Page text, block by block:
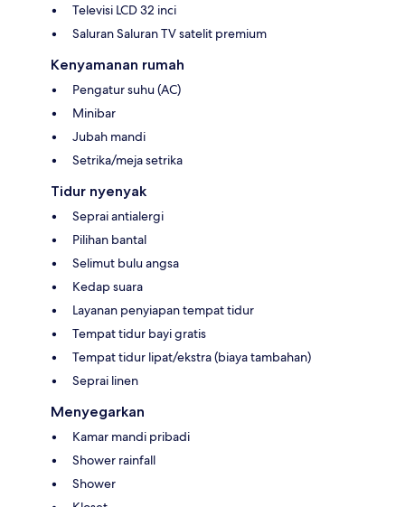
Televisi LCD 32 inci
Saluran Saluran TV satelit premium
Kenyamanan rumah
Pengatur suhu (AC)
Minibar
Jubah mandi
Setrika/meja setrika
Tidur nyenyak
Seprai antialergi
Pilihan bantal
Selimut bulu angsa
Kedap suara
Layanan penyiapan tempat tidur
Tempat tidur bayi gratis
Tempat tidur lipat/ekstra (biaya tambahan)
Seprai linen
Menyegarkan
Kamar mandi pribadi
Shower rainfall
Shower